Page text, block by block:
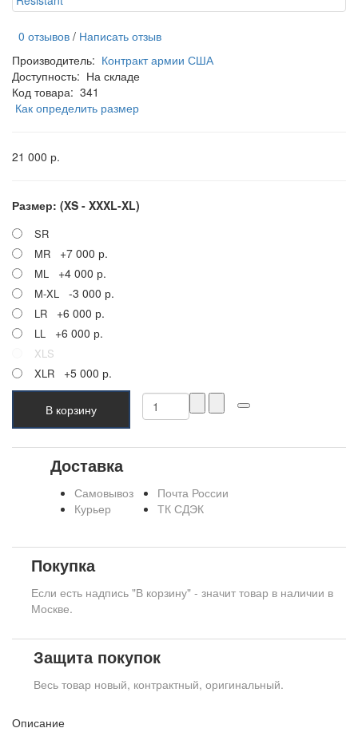
0 отзывов / Написать отзыв
Производитель: Контракт армии США
Доступность: На складе
Код товара: 341
Как определить размер
21 000 р.
Размер: (XS - XXXL-XL)
SR
MR
+7 000 р.
ML +4 000 р.
M-XL -3 000 р.
LR +6 000 р.
LL +6 000 р.
XLS
XLR
+5 000 р.
В корзину
Доставка
Самовывоз
Курьер
Почта России
ТК СДЭК
Покупка
Если есть надпись "В корзину" - значит товар в наличии в
Москве.
Защита покупок
Весь товар новый, контрактный, оригинальный.
Описание